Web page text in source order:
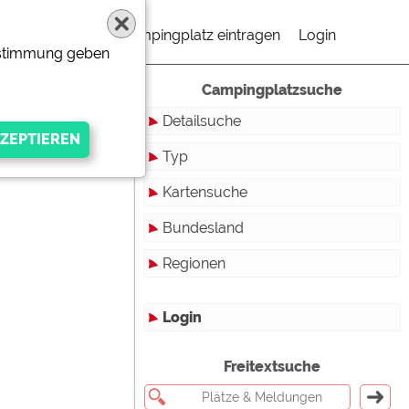
Campingplatz eintragen Login
Campingplatzsuche
Detailsuche
Typ
Touristikstellplätze
Dauerstellplätze
Reisemobilstellplätze
Bungalows
Kartensuche
Bundesland
Baden-Württemberg
Brandenburg
Regionen
Login
Freitextsuche
geben
Anbieters